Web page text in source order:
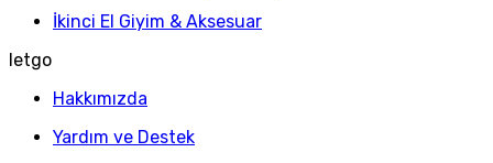
İkinci El Giyim & Aksesuar
letgo
Hakkımızda
Yardım ve Destek